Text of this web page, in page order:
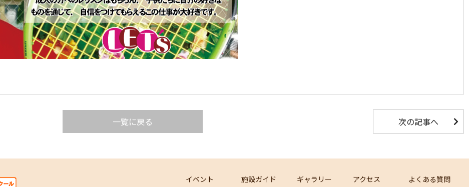
一覧に戻る 次の記事へ
イベント 施設ガイド ギャラリー アクセス
よくある質問